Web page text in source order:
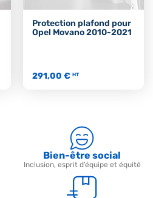
Protection plafond pour
Opel Movano 2010-2021
291,00 € HT
Bien-être social
Inclusion, esprit d’équipe et équité